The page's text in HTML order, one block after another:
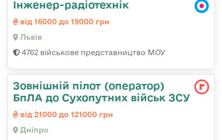
Інженер-радіотехнік
від 16000 до 19000 грн
Львів
4762 військове представництво МОУ
Зовнішній пілот (оператор)
БпЛА до Сухопутних військ ЗСУ
від 21000 до 121000 грн
Дніпро